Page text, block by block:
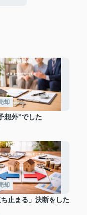
却
想外”でした
却
ち止まる」決断をした